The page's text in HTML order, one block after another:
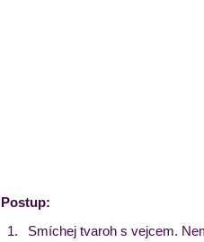
Postup:
Smíchej tvaroh s vejcem.